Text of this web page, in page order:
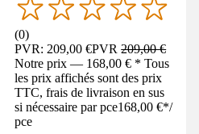
(0)
PVR: 209,00 €PVR209,00 €
Notre prix — 168,00 € * Tous
les prix affichés sont des prix
TTC, frais de livraison en sus
si nécessaire par pce168,00 €*/
pce